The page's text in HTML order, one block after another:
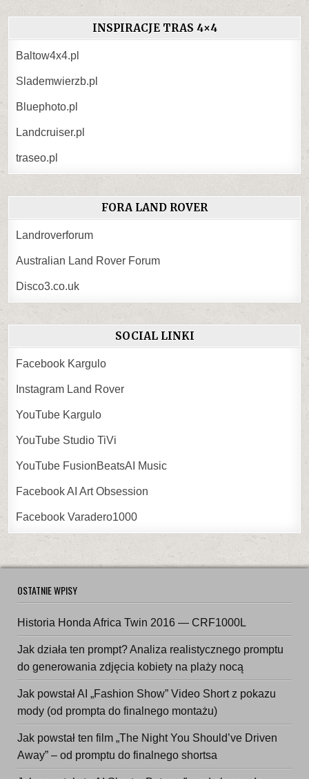
INSPIRACJE TRAS 4×4
Baltow4x4.pl
Slademwierzb.pl
Bluephoto.pl
Landcruiser.pl
traseo.pl
FORA LAND ROVER
Landroverforum
Australian Land Rover Forum
Disco3.co.uk
SOCIAL LINKI
Facebook Kargulo
Instagram Land Rover
YouTube Kargulo
YouTube Studio TiVi
YouTube FusionBeatsAI Music
Facebook AI Art Obsession
Facebook Varadero1000
OSTATNIE WPISY
Historia Honda Africa Twin 2016 — CRF1000L
Jak działa ten prompt? Analiza realistycznego promptu
do generowania zdjęcia kobiety na plaży nocą
Jak powstał AI „Fashion Show” Video Short z pokazu
mody (od prompta do finalnego montażu)
Jak powstał ten film „The Night You Should’ve Driven
Away” – od promptu do finalnego shortsa